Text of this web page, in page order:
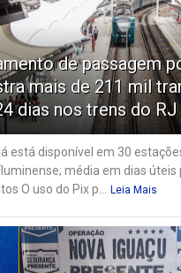
de passagem
mais de 211 mil
dias nos trens do RJ
está disponível em 30
média em dias úteis
O uso do Pix p...
Leia Mais